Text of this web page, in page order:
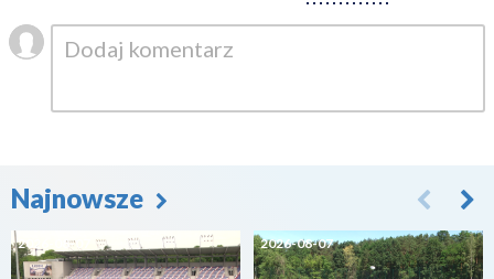
Najnowsze
2026-08-07 2026-08-07